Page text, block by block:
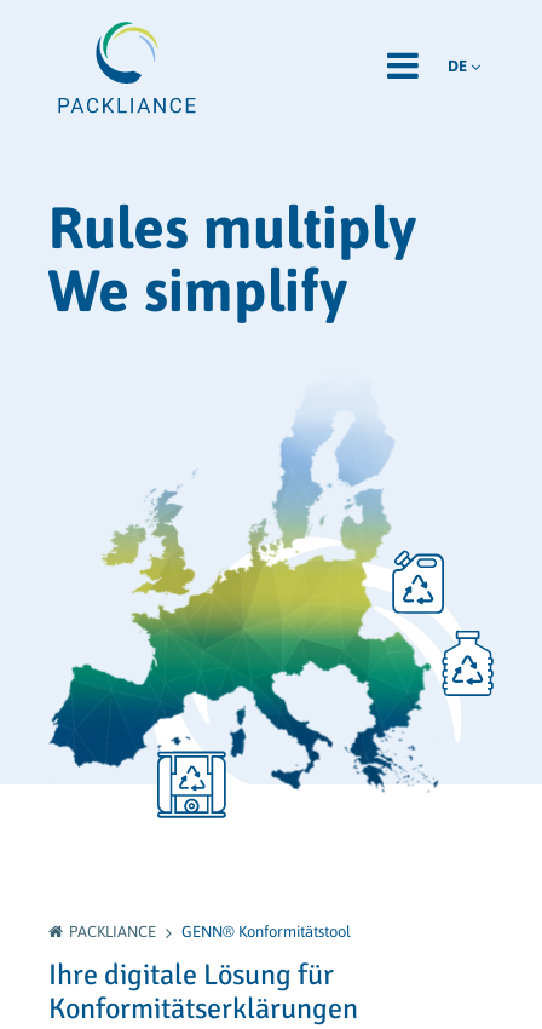
DE
Rules multiply
We simplify
PACKLIANCE GENN® Konformitätstool
Ihre digitale Lösung für
Konformitätserklärungen